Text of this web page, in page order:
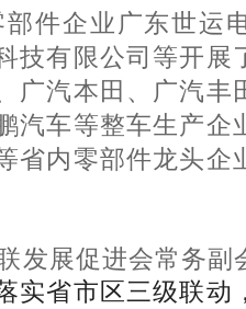
件企业广东世运
技有限公司等开展
广汽本田、广汽丰
汽车等整车生产企
省内零部件龙头企
发展促进会常务副
实省市区三级联动